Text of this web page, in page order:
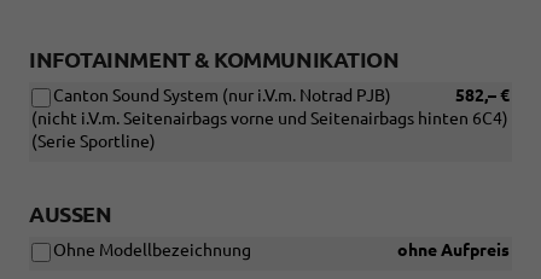
INFOTAINMENT & KOMMUNIKATION
582,– €
Canton Sound System (nur i.V.m. Notrad PJB)
(nicht i.V.m. Seitenairbags vorne und Seitenairbags hinten 6C4)
(Serie Sportline)
AUSSEN
ohne Aufpreis
Ohne Modellbezeichnung